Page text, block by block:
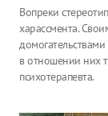
Вопреки
харассмента.
в отношении них
психотерапевта.